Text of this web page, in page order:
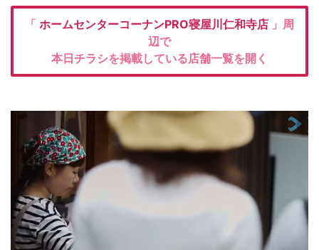
「 ホームセンターコーナンPRO寝屋川仁和寺店 」周
辺で
本日チラシを掲載している店舗一覧を開く